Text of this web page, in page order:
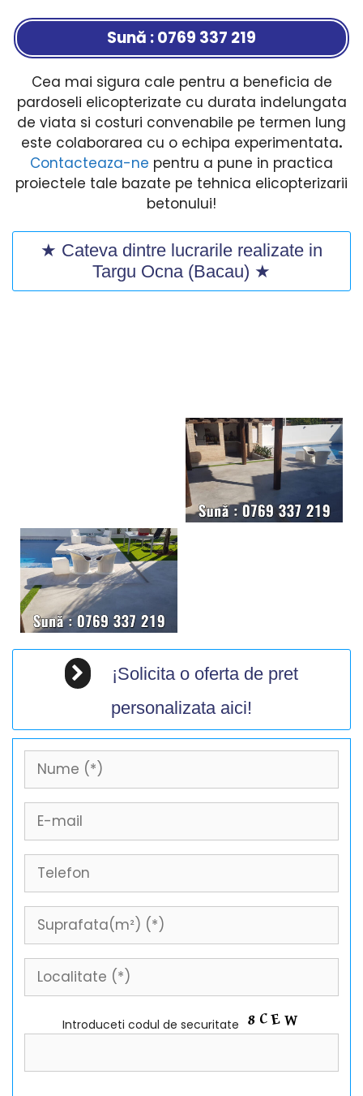
Sună : 0769 337 219
Cea mai sigura cale pentru a beneficia de
pardoseli elicopterizate cu durata indelungata
de viata si costuri convenabile pe termen lung
este colaborarea cu o echipa experimentata.
Contacteaza-ne pentru a pune in practica
proiectele tale bazate pe tehnica elicopterizarii
betonului!
★ Cateva dintre lucrarile realizate in
Targu Ocna (Bacau) ★
¡Solicita o oferta de pret
personalizata aici!
Introduceti codul de securitate